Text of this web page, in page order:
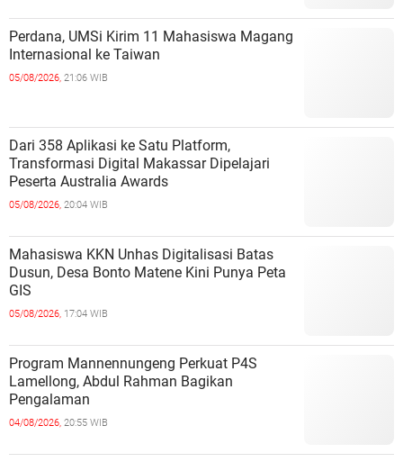
Perdana, UMSi Kirim 11 Mahasiswa Magang
Internasional ke Taiwan
05/08/2026, 21:06 WIB
Dari 358 Aplikasi ke Satu Platform,
Transformasi Digital Makassar Dipelajari
Peserta Australia Awards
05/08/2026, 20:04 WIB
Mahasiswa KKN Unhas Digitalisasi Batas
Dusun, Desa Bonto Matene Kini Punya Peta
GIS
05/08/2026, 17:04 WIB
Program Mannennungeng Perkuat P4S
Lamellong, Abdul Rahman Bagikan
Pengalaman
04/08/2026, 20:55 WIB